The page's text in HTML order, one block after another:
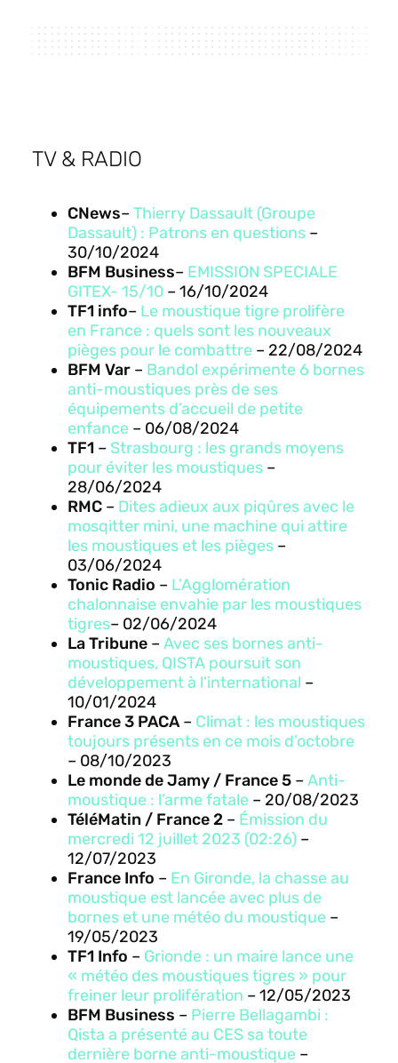
TV & RADIO
CNews– Thierry Dassault (Groupe
Dassault) : Patrons en questions –
30/10/2024
BFM Business– EMISSION SPECIALE
GITEX- 15/10 – 16/10/2024
TF1 info– Le moustique tigre prolifère
en France : quels sont les nouveaux
pièges pour le combattre – 22/08/2024
BFM Var– Bandol expérimente 6 bornes
anti-moustiques près de ses
équipements d’accueil de petite
enfance – 06/08/2024
TF1 – Strasbourg : les grands moyens
pour éviter les moustiques –
28/06/2024
RMC– Dites adieux aux piqûres avec le
mosqitter mini, une machine qui attire
les moustiques et les pièges–
03/06/2024
Tonic Radio – L’Agglomération
chalonnaise envahie par les moustiques
tigres– 02/06/2024
La Tribune– Avec ses bornes anti-
moustiques, QISTA poursuit son
développement à l’international –
10/01/2024
France 3 PACA– Climat : les moustiques
toujours présents en ce mois d’octobre
– 08/10/2023
Le monde de Jamy / France 5– Anti-
moustique : l’arme fatale – 20/08/2023
TéléMatin / France 2– Émission du
mercredi 12 juillet 2023 (02:26) –
12/07/2023
France Info – En Gironde, la chasse au
moustique est lancée avec plus de
bornes et une météo du moustique –
19/05/2023
TF1 Info – Grionde : un maire lance une
« météo des moustiques tigres » pour
freiner leur prolifération – 12/05/2023
BFM Business – Pierre Bellagambi :
Qista a présenté au CES sa toute
dernière borne anti-moustique –